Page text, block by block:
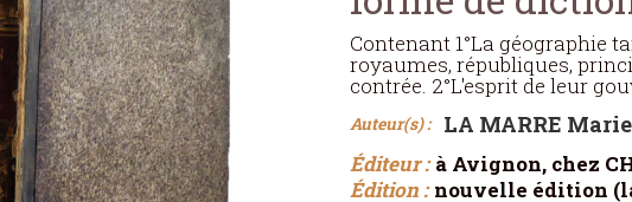
Contenant 1°La géographie
royaumes, républiques,
contrée. 2°L'esprit de leur
Auteur(s) : LA MARRE
Éditeur :à Avignon, chez
Édition :nouvelle édition